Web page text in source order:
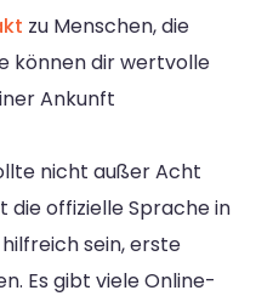
zu Menschen, die
können dir wertvolle
Ankunft
nicht außer Acht
die offizielle Sprache in
sein, erste
Es gibt viele Online-